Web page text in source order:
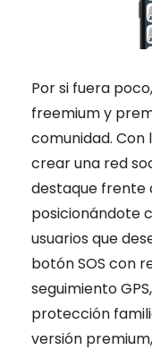
Por si fuera
freemium y
comunidad. Con
crear una red
destaque frente
posicionándote
usuarios que
botón SOS con
seguimiento
protección
versión